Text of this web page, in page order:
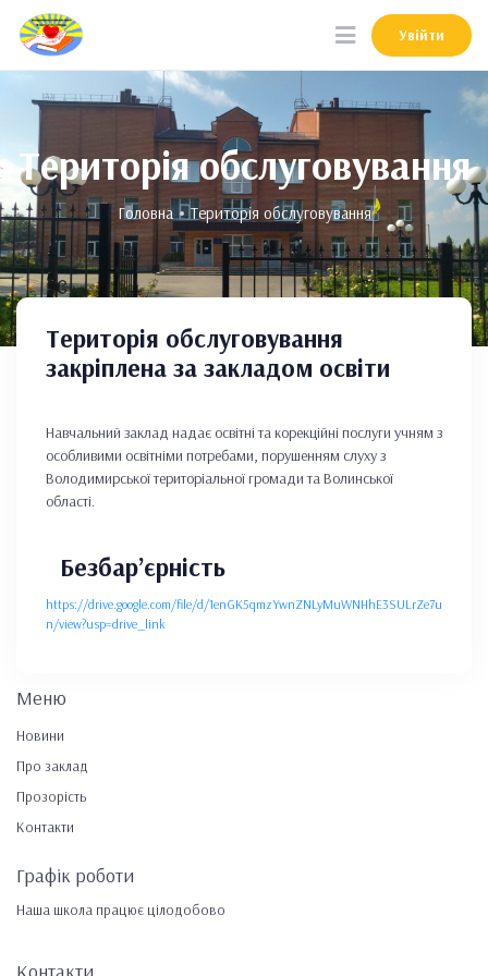
Увійти
Увійти
Територія обслуговування
Головна Територія обслуговування
Територія обслуговування
закріплена за закладом освіти
Навчальний заклад надає освітні та корекційні послуги учням з
особливими освітніми потребами, порушенням слуху з
Володимирської територіальної громади та Волинської
області.
Безбар’єрність
https://drive.google.com/file/d/1enGK5qmzYwnZNLyMuWNHhE3SULrZe7u
n/view?usp=drive_link
Меню
Новини
Про заклад
Прозорість
Контакти
Графік роботи
Наша школа працює цілодобово